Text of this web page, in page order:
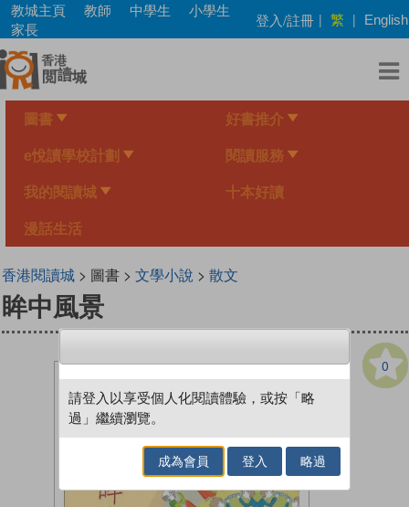
Skip
main
content
教城主頁 教師 中學生
小學生
家長
登入/註冊 | 繁 | English
圖書 好書推介
e悅讀學校計劃 閱讀服務
我的閱讀城 十本好讀
漫話生活
香港閱讀城> 圖書 > 文學小說 > 散文
眸中風景
0
請登入以享受個人化閱讀體驗，或按「略
過」繼續瀏覽。
成為會員 登入 略過